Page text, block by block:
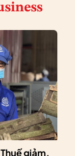
giảm,